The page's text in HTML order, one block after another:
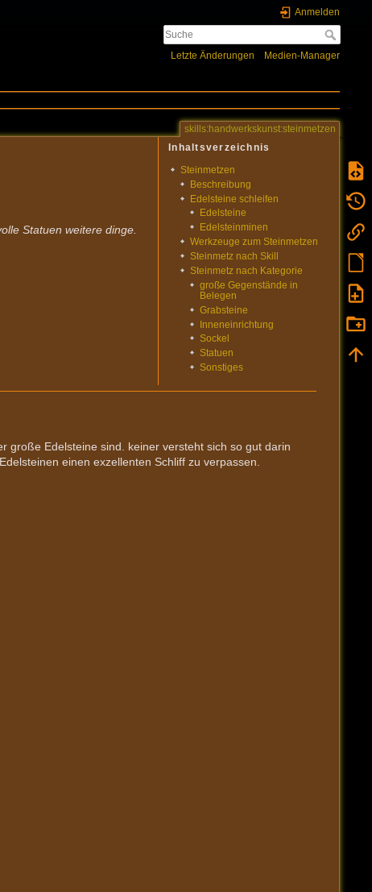
Anmelden
Letzte Änderungen Medien-Manager
skills:handwerkskunst:steinmetzen
Inhaltsverzeichnis
Steinmetzen
Beschreibung
Edelsteine schleifen
Edelsteine
Edelsteinminen
Werkzeuge zum Steinmetzen
Steinmetz nach Skill
Steinmetz nach Kategorie
große Gegenstände in
Belegen
Grabsteine
Inneneinrichtung
Sockel
Statuen
Sonstiges
Statuen weitere dinge.
große Edelsteine sind. keiner versteht sich so gut darin
einen exzellenten Schliff zu verpassen.